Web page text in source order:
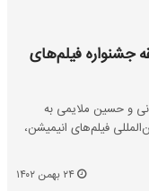
جشنواره فیلم‌های
و حسین ملایمی به
فیلم‌های انیمیشن،